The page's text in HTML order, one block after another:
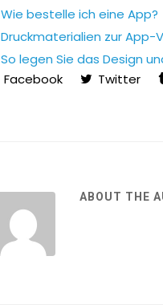
Wie bestelle ich eine App?
Druckmaterialien zur App-
So legen Sie das Design
Facebook
Twitter
ABOUT THE